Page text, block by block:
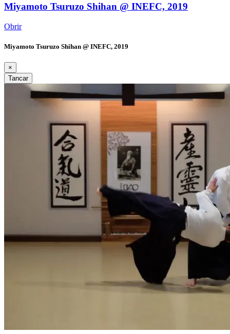
Miyamoto Tsuruzo Shihan @ INEFC, 2019
Obrir
Miyamoto Tsuruzo Shihan @ INEFC, 2019
×
Tancar